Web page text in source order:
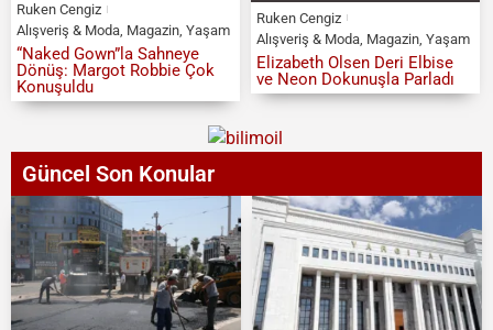
Ruken Cengiz
Alışveriş & Moda, Magazin, Yaşam
“Naked Gown”la Sahneye
Dönüş: Margot Robbie Çok
Konuşuldu
Ruken Cengiz
Alışveriş & Moda, Magazin, Yaşam
Elizabeth Olsen Deri Elbise
ve Neon Dokunuşla Parladı
Güncel Son Konular